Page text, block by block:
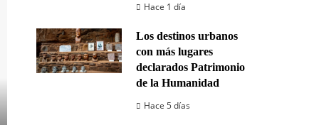
Hace 1 día
Los destinos urbanos
con más lugares
declarados Patrimonio
de la Humanidad
Hace 5 días